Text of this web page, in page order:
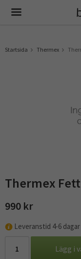
Startsida Thermex
Thermex
990 kr
Leveranstid 4-6 dagar
Lägg i